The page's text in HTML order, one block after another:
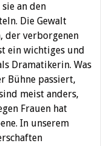
an den
Die Gewalt
der verborgenen
ein wichtiges und
Dramatikerin. Was
Bühne passiert,
meist anders,
Frauen hat
In unserem